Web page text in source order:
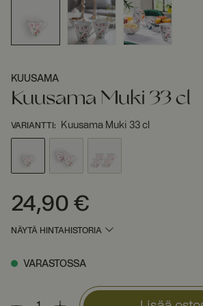
KUUSAMA
Kuusama Muki 33 cl
VARIANTTI : Kuusama Muki 33 cl
Hinta :24,90 €
24,90 €
NÄYTÄ HINTAHISTORIA
VARASTOSSA